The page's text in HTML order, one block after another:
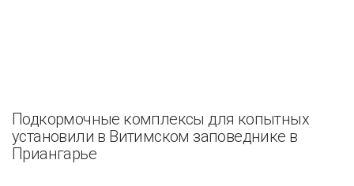
Подкормочные комплексы для копытных
установили в Витимском заповеднике в
Приангарье